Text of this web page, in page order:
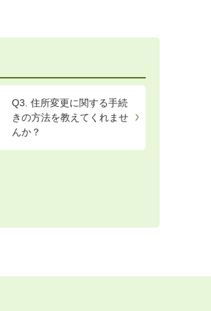
Q3. 住所変更に関する手続
きの方法を教えてくれませ
んか？